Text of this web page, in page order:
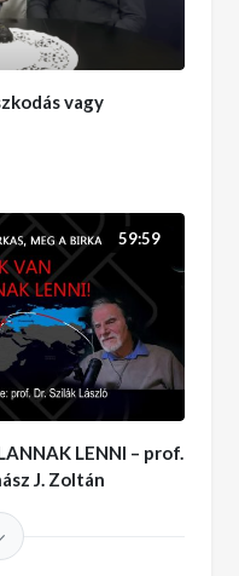
vagy
59:59
LENNI – prof.
J. Zoltán